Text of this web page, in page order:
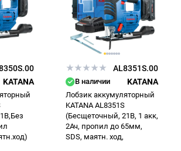
KATANA
AL8351S.00
В наличии KATANA
Лобзик аккумуляторный
KATANA AL8351S
(Бесщеточный, 21В, 1 акк,
2Ач, пропил до 65мм,
SDS, маятн. ход,